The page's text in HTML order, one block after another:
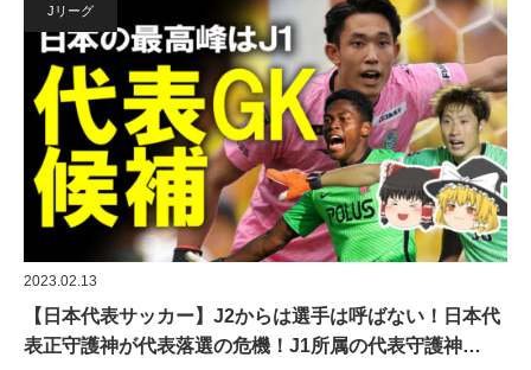
Jリーグ
2023.02.13
【日本代表サッカー】J2からは選手は呼ばない！日本代
表正守護神が代表落選の危機！J1所属の代表守護神…